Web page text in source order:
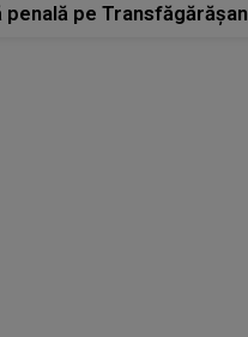
penală pe Transfăgărășan